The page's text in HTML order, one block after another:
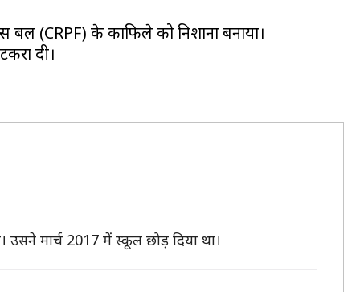
(CRPF) के काफिले को निशाना बनाया।
दी।
मार्च 2017 में स्कूल छोड़ दिया था।